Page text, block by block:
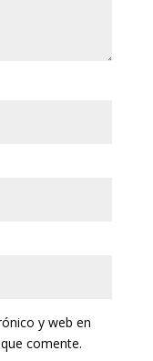
y web en
comente.